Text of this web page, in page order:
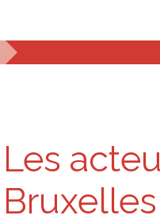
Les
Bruxelles